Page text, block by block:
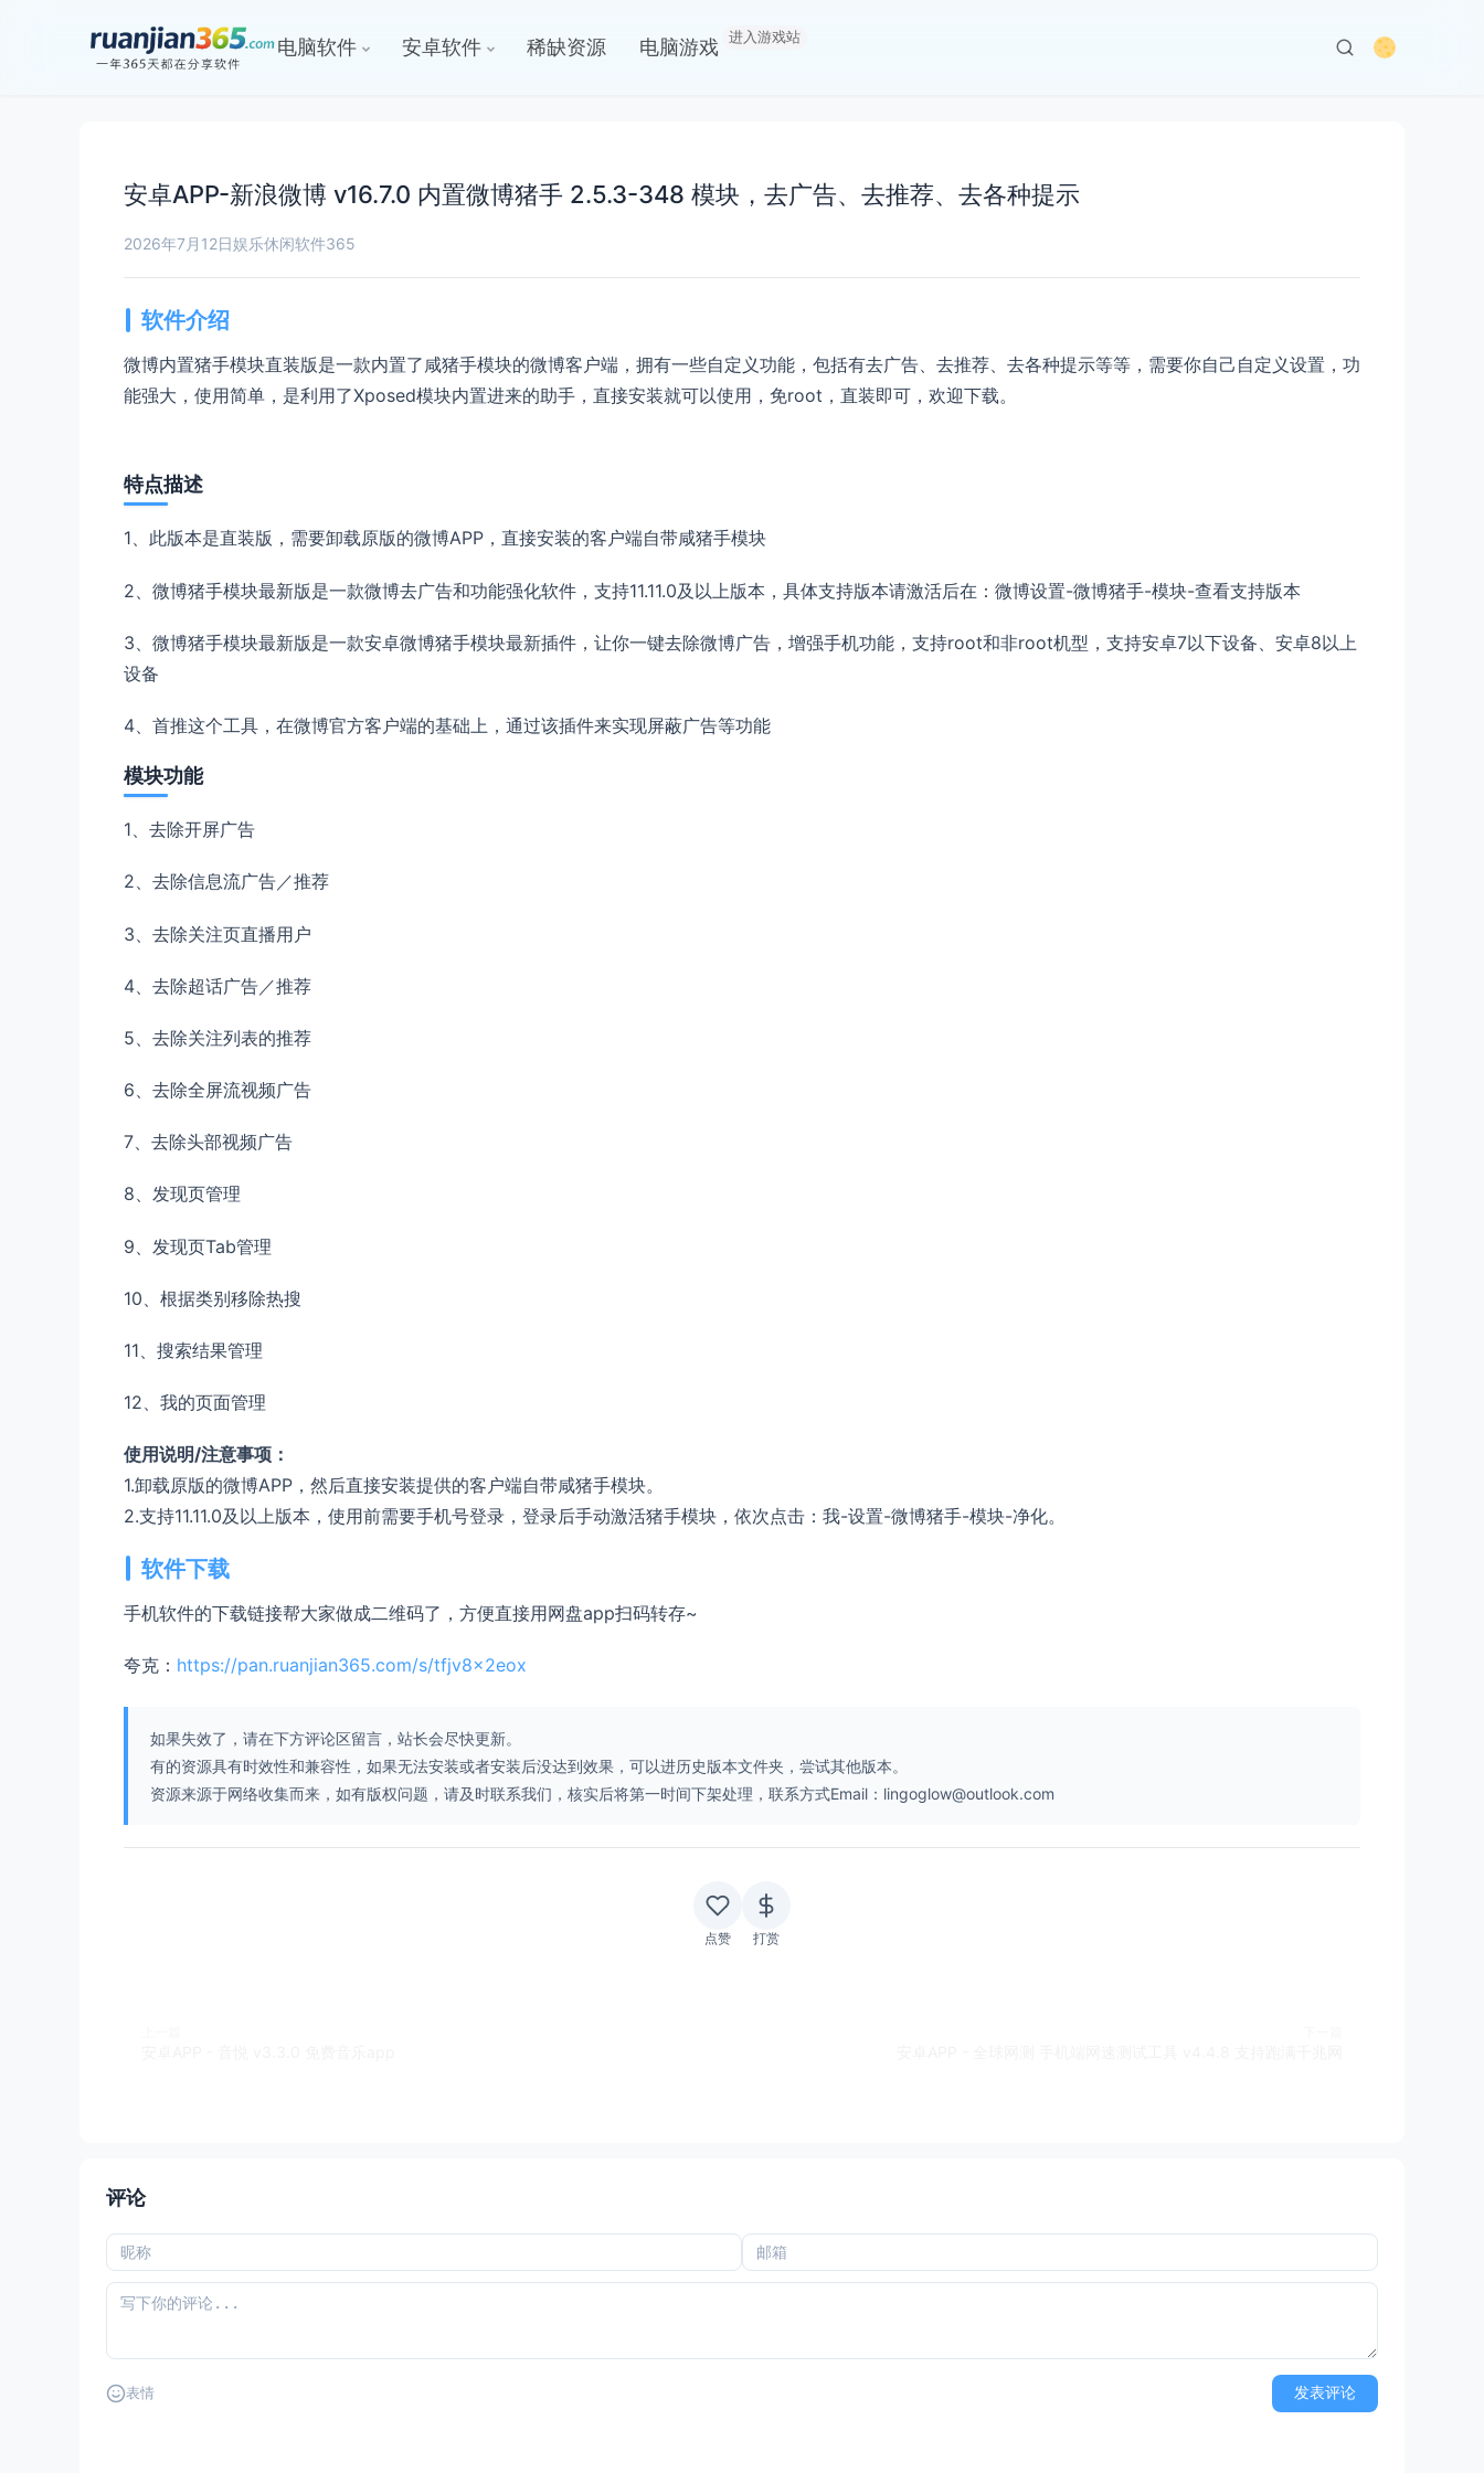
电脑软件 安卓软件 稀缺资源 电脑游戏 进入游戏站
安卓APP-新浪微博 v16.7.0 内置微博猪手 2.5.3-348 模块，去广告、去推荐、去各种提示
2026年7月12日娱乐休闲软件365
软件介绍
微博内置猪手模块直装版是一款内置了咸猪手模块的微博客户端，拥有一些自定义功能，包括有去广告、去推荐、去各种提示等等，需要你自己自定义设置，功
能强大，使用简单，是利用了Xposed模块内置进来的助手，直接安装就可以使用，免root，直装即可，欢迎下载。
特点描述
1、此版本是直装版，需要卸载原版的微博APP，直接安装的客户端自带咸猪手模块
2、微博猪手模块最新版是一款微博去广告和功能强化软件，支持11.11.0及以上版本，具体支持版本请激活后在：微博设置-微博猪手-模块-查看支持版本
3、微博猪手模块最新版是一款安卓微博猪手模块最新插件，让你一键去除微博广告，增强手机功能，支持root和非root机型，支持安卓7以下设备、安卓8以上
设备
4、首推这个工具，在微博官方客户端的基础上，通过该插件来实现屏蔽广告等功能
模块功能
1、去除开屏广告
2、去除信息流广告／推荐
3、去除关注页直播用户
4、去除超话广告／推荐
5、去除关注列表的推荐
6、去除全屏流视频广告
7、去除头部视频广告
8、发现页管理
9、发现页Tab管理
10、根据类别移除热搜
11、搜索结果管理
12、我的页面管理
使用说明/注意事项：
1.卸载原版的微博APP，然后直接安装提供的客户端自带咸猪手模块。
2.支持11.11.0及以上版本，使用前需要手机号登录，登录后手动激活猪手模块，依次点击：我-设置-微博猪手-模块-净化。
软件下载
手机软件的下载链接帮大家做成二维码了，方便直接用网盘app扫码转存~
夸克： https://pan.ruanjian365.com/s/tfjv8x2eox
如果失效了，请在下方评论区留言，站长会尽快更新。
有的资源具有时效性和兼容性，如果无法安装或者安装后没达到效果，可以进历史版本文件夹，尝试其他版本。
资源来源于网络收集而来，如有版权问题，请及时联系我们，核实后将第一时间下架处理，联系方式Email：lingoglow@outlook.com
点赞 打赏
评论
表情 发表评论